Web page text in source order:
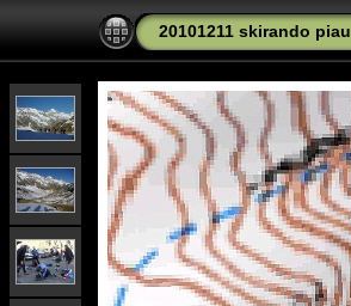
20101211 skirando piau